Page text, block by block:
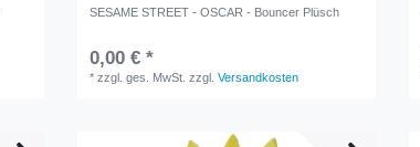
SESAME STREET - OSCAR - Bouncer Plüsch
0,00 € *
*zzgl. ges. MwSt. zzgl.Versandkosten